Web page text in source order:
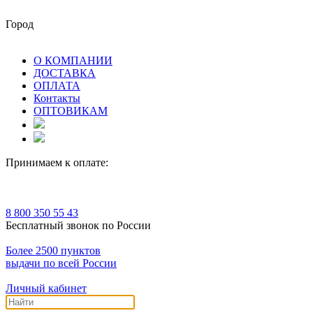
Город
О КОМПАНИИ
ДОСТАВКА
ОПЛАТА
Контакты
ОПТОВИКАМ
Принимаем к оплате:
8 800 350 55 43
Бесплатный звонок по России
Более 2500 пунктов
выдачи по всей России
Личный кабинет